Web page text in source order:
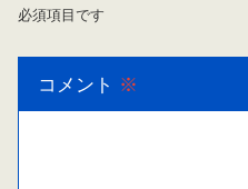
必須項目です
コメント ※